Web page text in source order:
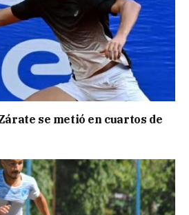
se metió en cuartos de